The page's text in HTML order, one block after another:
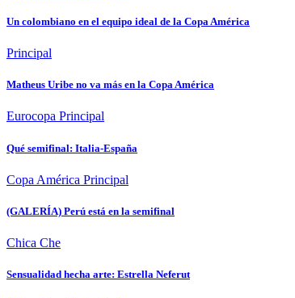
Un colombiano en el equipo ideal de la Copa América
Principal
Matheus Uribe no va más en la Copa América
Eurocopa Principal
Qué semifinal: Italia-España
Copa América Principal
(GALERÍA) Perú está en la semifinal
Chica Che
Sensualidad hecha arte: Estrella Neferut